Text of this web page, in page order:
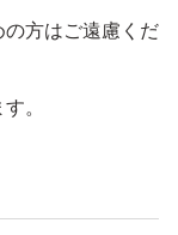
方はご遠慮くだ
。
をお待ちしてお